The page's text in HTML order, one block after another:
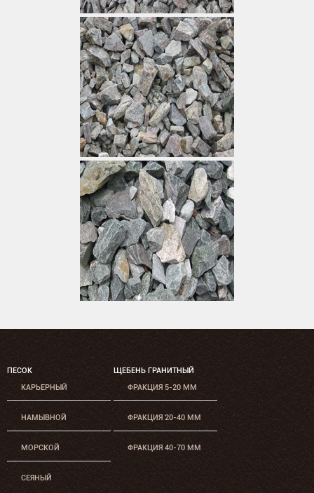
ПЕСОК
КАРЬЕРНЫЙ
НАМЫВНОЙ
МОРСКОЙ
СЕЯНЫЙ
ЩЕБЕНЬ ГРАНИТНЫЙ
ФРАКЦИЯ 5-20 ММ
ФРАКЦИЯ 20-40 ММ
ФРАКЦИЯ 40-70 ММ